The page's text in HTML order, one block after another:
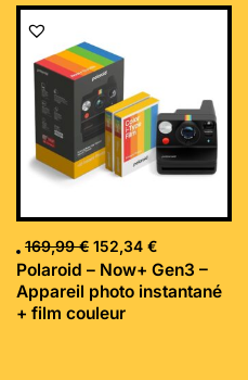
169,99€
Le
initial
était :
169,99 €.
152,34 €
Le
Polaroid – Now+ Gen3 –
Appareil photo instantané
+ film couleur